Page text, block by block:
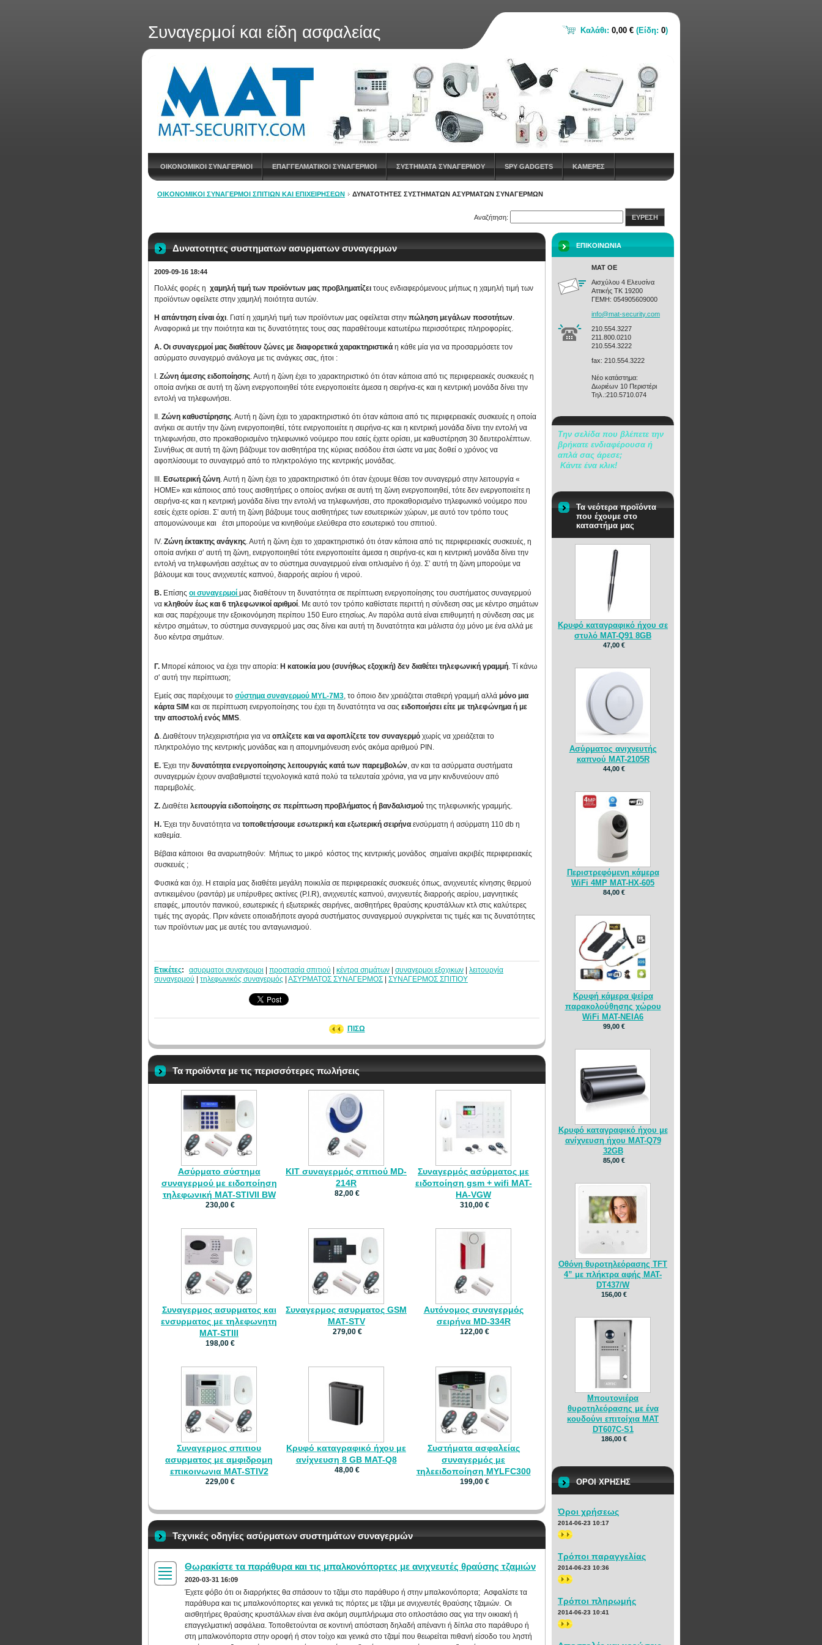
Συναγερμοί και είδη ασφαλείας
ΟΙΚΟΝΟΜΙΚΟΙ ΣΥΝΑΓΕΡΜΟΙ ΕΠΑΓΓΕΛΜΑΤΙΚΟΙ ΣΥΝΑΓΕΡΜΟΙ ΣΥΣΤΗΜΑΤΑ ΣΥΝΑΓΕΡΜΟΥ SPY GADGETS ΚΑΜΕΡΕΣ
ΟΙΚΟΝΟΜΙΚΟΊ ΣΥΝΑΓΕΡΜΟΊ ΣΠΙΤΙΏΝ ΚΑΙ ΕΠΙΧΕΙΡΉΣΕΩΝ ΔΥΝΑΤΟΤΗΤΕΣ ΣΥΣΤΗΜΑΤΩΝ ΑΣΥΡΜΑΤΩΝ ΣΥΝΑΓΕΡΜΩΝ
Αναζήτηση: ΕΥΡΕΣΗ
Δυνατοτητες συστηματων ασυρματων συναγερμων
2009-09-16 18:44
Πολλές φορές η χαμηλή τιμή των προϊόντων μας προβληματίζει τους ενδιαφερόμενους μήπως η χαμηλή τιμή των
προϊόντων οφείλετε στην χαμηλή ποιότητα αυτών.
Η απάντηση είναι όχι. Γιατί η χαμηλή τιμή των προϊόντων μας οφείλεται στην πώληση μεγάλων ποσοτήτων.
Αναφορικά με την ποιότητα και τις δυνατότητες τους σας παραθέτουμε κατωτέρω περισσότερες πληροφορίες.
Α. Οι συναγερμοί μας διαθέτουν ζώνες με διαφορετικά χαρακτηριστικά η κάθε μία για να προσαρμόσετε τον
ασύρματο συναγερμό ανάλογα με τις ανάγκες σας, ήτοι :
Ι. Ζώνη άμεσης ειδοποίησης. Αυτή η ζώνη έχει το χαρακτηριστικό ότι όταν κάποια από τις περιφερειακές συσκευές η
οποία ανήκει σε αυτή τη ζώνη ενεργοποιηθεί τότε ενεργοποιείτε άμεσα η σειρήνα-ες και η κεντρική μονάδα δίνει την
εντολή να τηλεφωνήσει.
ΙΙ. Ζώνη καθυστέρησης. Αυτή η ζώνη έχει το χαρακτηριστικό ότι όταν κάποια από τις περιφερειακές συσκευές η οποία
ανήκει σε αυτήν την ζώνη ενεργοποιηθεί, τότε ενεργοποιείτε η σειρήνα-ες και η κεντρική μονάδα δίνει την εντολή να
τηλεφωνήσει, στο προκαθορισμένο τηλεφωνικό νούμερο που εσείς έχετε ορίσει, με καθυστέρηση 30 δευτερολέπτων.
Συνήθως σε αυτή τη ζώνη βάζουμε τον αισθητήρα της κύριας εισόδου έτσι ώστε να μας δοθεί ο χρόνος να
αφοπλίσουμε το συναγερμό από το πληκτρολόγιο της κεντρικής μονάδας.
ΙΙΙ. Εσωτερική ζώνη. Αυτή η ζώνη έχει το χαρακτηριστικό ότι όταν έχουμε θέσει τον συναγερμό στην λειτουργία «
HOME» και κάποιος από τους αισθητήρες ο οποίος ανήκει σε αυτή τη ζώνη ενεργοποιηθεί, τότε δεν ενεργοποιείτε η
σειρήνα-ες και η κεντρική μονάδα δίνει την εντολή να τηλεφωνήσει, στο προκαθορισμένο τηλεφωνικό νούμερο που
εσείς έχετε ορίσει. Σ’ αυτή τη ζώνη βάζουμε τους αισθητήρες των εσωτερικών χώρων, με αυτό τον τρόπο τους
απομονώνουμε και έτσι μπορούμε να κινηθούμε ελεύθερα στο εσωτερικό του σπιτιού.
ΙV. Ζώνη έκτακτης ανάγκης. Αυτή η ζώνη έχει το χαρακτηριστικό ότι όταν κάποια από τις περιφερειακές συσκευές, η
οποία ανήκει σ’ αυτή τη ζώνη, ενεργοποιηθεί τότε ενεργοποιείτε άμεσα η σειρήνα-ες και η κεντρική μονάδα δίνει την
εντολή να τηλεφωνήσει ασχέτως αν το σύστημα συναγερμού είναι οπλισμένο ή όχι. Σ’ αυτή τη ζώνη μπορούμε να
βάλουμε και τους ανιχνευτές καπνού, διαρροής αερίου ή νερού.
Β. Επίσης οι συναγερμοί μας διαθέτουν τη δυνατότητα σε περίπτωση ενεργοποίησης του συστήματος συναγερμού
να κληθούν έως και 6 τηλεφωνικοί αριθμοί. Με αυτό τον τρόπο καθίστατε περιττή η σύνδεση σας με κέντρο σημάτων
και σας παρέχουμε την εξοικονόμηση περίπου 150 Euro ετησίως. Αν παρόλα αυτά είναι επιθυμητή η σύνδεση σας με
κέντρο σημάτων, το σύστημα συναγερμού μας σας δίνει και αυτή τη δυνατότητα και μάλιστα όχι μόνο με ένα αλλά με
δυο κέντρα σημάτων.
Γ. Μπορεί κάποιος να έχει την απορία: Η κατοικία μου (συνήθως εξοχική) δεν διαθέτει τηλεφωνική γραμμή. Τί κάνω
σ’ αυτή την περίπτωση;
Εμείς σας παρέχουμε το σύστημα συναγερμού MYL-7M3, το όποιο δεν χρειάζεται σταθερή γραμμή αλλά μόνο μια
κάρτα SIM και σε περίπτωση ενεργοποίησης του έχει τη δυνατότητα να σας ειδοποιήσει είτε με τηλεφώνημα ή με
την αποστολή ενός MMS.
Δ. Διαθέτουν τηλεχειριστήρια για να οπλίζετε και να αφοπλίζετε τον συναγερμό χωρίς να χρειάζεται το
πληκτρολόγιο της κεντρικής μονάδας και η απομνημόνευση ενός ακόμα αριθμού PIN.
Ε. Έχει την δυνατότητα ενεργοποίησης λειτουργιάς κατά των παρεμβολών, αν και τα ασύρματα συστήματα
συναγερμών έχουν αναβαθμιστεί τεχνολογικά κατά πολύ τα τελευταία χρόνια, για να μην κινδυνεύουν από
παρεμβολές.
Ζ. Διαθέτει λειτουργία ειδοποίησης σε περίπτωση προβλήματος ή βανδαλισμού της τηλεφωνικής γραμμής.
Η. Έχει την δυνατότητα να τοποθετήσουμε εσωτερική και εξωτερική σειρήνα ενσύρματη ή ασύρματη 110 db η
καθεμία.
Βέβαια κάποιοι θα αναρωτηθούν: Μήπως το μικρό κόστος της κεντρικής μονάδος σημαίνει ακριβές περιφερειακές
συσκευές ;
Φυσικά και όχι. Η εταιρία μας διαθέτει μεγάλη ποικιλία σε περιφερειακές συσκευές όπως, ανιχνευτές κίνησης θερμού
αντικειμένου (ραντάρ) με υπέρυθρες ακτίνες (P.I.R), ανιχνευτές καπνού, ανιχνευτές διαρροής αερίου, μαγνητικές
επαφές, μπουτόν πανικού, εσωτερικές ή εξωτερικές σειρήνες, αισθητήρες θραύσης κρυστάλλων κτλ στις καλύτερες
τιμές της αγοράς. Πριν κάνετε οποιαδήποτε αγορά συστήματος συναγερμού συγκρίνεται τις τιμές και τις δυνατότητες
των προϊόντων μας με αυτές του ανταγωνισμού.
Ετικέτες: ασυρματοι συναγερμοι προστασία σπιτιού κέντρα σημάτων συναγερμοι εξοχικων
λειτουργία
συναγερμού
τηλεφωνικός συναγερμός ΑΣΥΡΜΑΤΟΣ ΣΥΝΑΓΕΡΜΟΣ ΣΥΝΑΓΕΡΜΟΣ ΣΠΙΤΙΟΥ
ΠΙΣΩ
Τα προϊόντα με τις περισσότερες πωλήσεις
Ασύρματο σύστημα
συναγερμού με ειδοποίηση
τηλεφωνική MAT-STIVII BW
230,00 €
KIT συναγερμός σπιτιού MD-
214R
82,00 €
Συναγερμός ασύρματος με
ειδοποίηση gsm + wifi MAT-
HA-VGW
310,00 €
Συναγερμος ασυρματος και
ενσυρματος με τηλεφωνητη
MAT-STIII
198,00 €
Συναγερμος ασυρματος GSM
MAT-STV
279,00 €
Αυτόνομος συναγερμός
σειρήνα MD-334R
122,00 €
Συναγερμος σπιτιου
ασυρματος με αμφιδρομη
επικοινωνια MAT-STIV2
229,00 €
Κρυφό καταγραφικό ήχου με
ανίχνευση 8 GB MAT-Q8
48,00 €
Συστήματα ασφαλείας
συναγερμός με
τηλεειδοποίηση ΜYLFC300
199,00 €
Τεχνικές οδηγίες ασύρματων συστημάτων συναγερμών
Θωρακίστε τα παράθυρα και τις μπαλκονόπορτες με ανιχνευτές θραύσης τζαμιών
2020-03-31 16:09
Έχετε φόβο ότι οι διαρρήκτες θα σπάσουν το τζάμι στο παράθυρο ή στην μπαλκονόπορτα; Ασφαλίστε τα
παράθυρα και τις μπαλκονόπορτες και γενικά τις πόρτες με τζάμι με ανιχνευτές θραύσης τζαμιών. Οι
αισθητήρες θραύσης κρυστάλλων είναι ένα ακόμη συμπλήρωμα στο οπλοστάσιο σας για την οικιακή ή
επαγγελματική ασφάλεια. Τοποθετούνται σε κοντινή απόσταση δηλαδή απέναντι ή δίπλα στο παράθυρο ή
στη μπαλκονόπορτα στην οροφή ή στον τοίχο και γενικά στο τζαμί που θεωρείται πιθανή είσοδο του ληστή
ΕΠΙΚΟΙΝΩΝΙΑ
ΜΑΤ ΟΕ
Αισχύλου 4 Ελευσίνα
Αττικής ΤΚ 19200
ΓΕΜΗ: 054905609000
info@mat-security.com
210.554.3227
211.800.0210
210.554.3222
fax: 210.554.3222
Νέο κατάστημα:
Δωριέων 10 Περιστέρι
Τηλ.:210.5710.074
Την σελίδα που βλέπετε την
βρήκατε ενδιαφέρουσα ή
απλά σας άρεσε;
Κάντε ένα κλικ!
Τα νεότερα προϊόντα
που έχουμε στο
καταστήμα μας
Κρυφό καταγραφικό ήχου σε
στυλό MAT-Q91 8GB
47,00 €
Ασύρματος ανιχνευτής
καπνού MAT-2105R
44,00 €
Περιστρεφόμενη κάμερα
WiFi 4MP MAT-HX-605
84,00 €
Κρυφή κάμερα ψείρα
παρακολούθησης χώρου
WiFi MAT-NEIA6
99,00 €
Κρυφό καταγραφικό ήχου με
ανίχνευση ήχου MAT-Q79
32GB
85,00 €
Οθόνη θυροτηλεόρασης TFT
4” με πλήκτρα αφής MAT-
DT437/W
156,00 €
Μπουτονιέρα
θυροτηλεόρασης με ένα
κουδούνι επιτοίχια MAT
DT607C-S1
186,00 €
ΟΡΟΙ ΧΡΗΣΗΣ
Όροι χρήσεως
2014-06-23 10:17
>>
Τρόποι παραγγελίας
2014-06-23 10:36
>>
Τρόποι πληρωμής
2014-06-23 10:41
>>
Καλάθι: 0,00 € (Είδη: 0)